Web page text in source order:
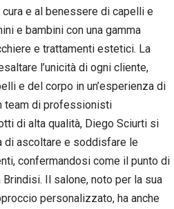
e al benessere di capelli e
e bambini con una gamma
e trattamenti estetici. La
l’unicità di ogni cliente,
e del corpo in un’esperienza di
team di professionisti
di alta qualità, Diego Sciurti si
di ascoltare e soddisfare le
confermandosi come il punto di
Il salone, noto per la sua
personalizzato, ha anche